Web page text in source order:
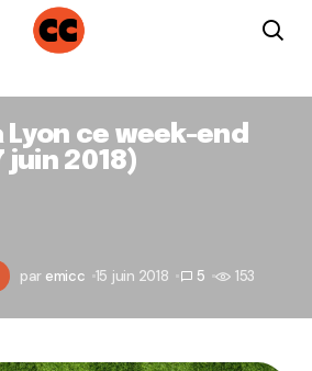
Lyon ce week-end
juin 2018)
par emicc 15 juin 2018 5 153